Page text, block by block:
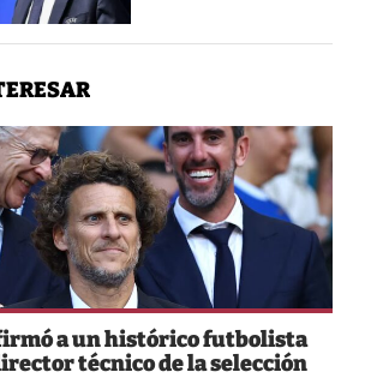
a un histórico futbolista
técnico de la selección